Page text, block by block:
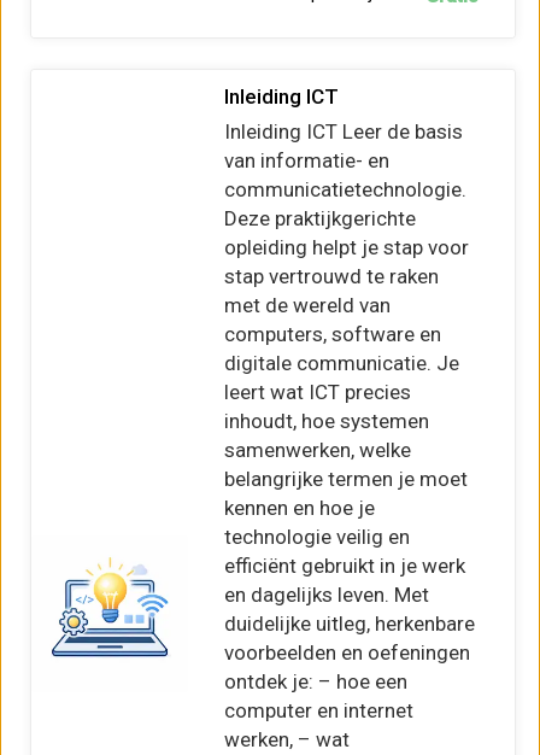
Inleiding ICT
Inleiding ICT Leer de basis
van informatie- en
communicatietechnologie.
Deze praktijkgerichte
opleiding helpt je stap voor
stap vertrouwd te raken
met de wereld van
computers, software en
digitale communicatie. Je
leert wat ICT precies
inhoudt, hoe systemen
samenwerken, welke
belangrijke termen je moet
kennen en hoe je
technologie veilig en
efficiënt gebruikt in je werk
en dagelijks leven. Met
duidelijke uitleg, herkenbare
voorbeelden en oefeningen
ontdek je: – hoe een
computer en internet
werken, – wat